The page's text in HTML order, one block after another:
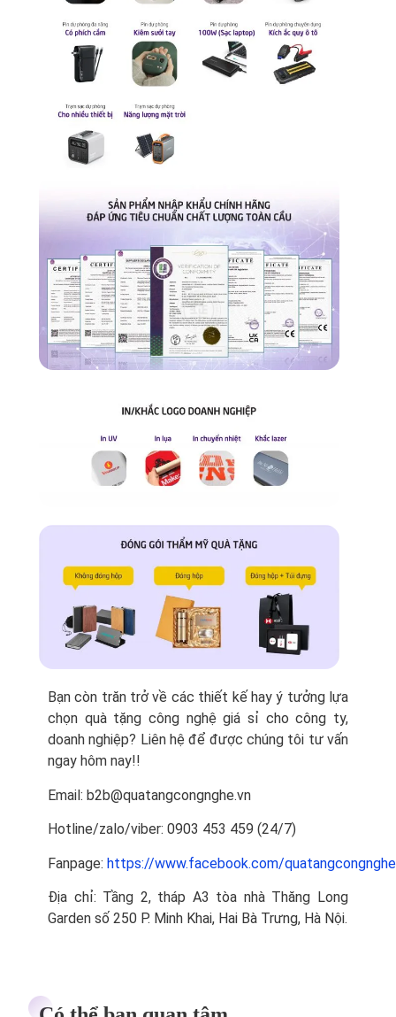
Bạn còn trăn trở về các thiết kế hay ý tưởng lựa
chọn quà tặng công nghệ giá sỉ cho công ty,
doanh nghiệp? Liên hệ để được chúng tôi tư vấn
ngay hôm nay!!
Email: b2b@quatangcongnghe.vn
Hotline/zalo/viber: 0903 453 459 (24/7)
Fanpage: https://www.facebook.com/
Địa chỉ: Tầng 2, tháp A3 tòa nhà Thăng Long
Garden số 250 P. Minh Khai, Hai Bà Trưng, Hà Nội.